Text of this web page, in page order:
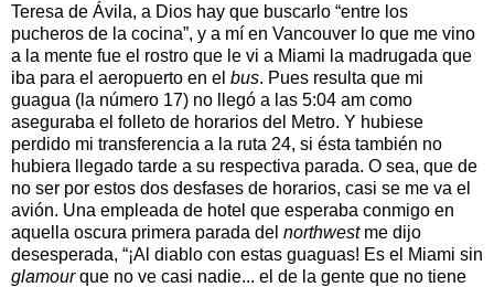
Teresa de Ávila, a Dios hay que buscarlo “entre los
pucheros de la cocina”, y a mí en Vancouver lo que me vino
a la mente fue el rostro que le vi a Miami la madrugada que
iba para el aeropuerto en el bus. Pues resulta que mi
guagua (la número 17) no llegó a las 5:04 am como
aseguraba el folleto de horarios del Metro. Y hubiese
perdido mi transferencia a la ruta 24, si ésta también no
hubiera llegado tarde a su respectiva parada. O sea, que de
no ser por estos dos desfases de horarios, casi se me va el
avión. Una empleada de hotel que esperaba conmigo en
aquella oscura primera parada del northwestme dijo
desesperada, “¡Al diablo con estas guaguas! Es el Miami sin
glamourque no ve casi nadie... el de la gente que no tiene